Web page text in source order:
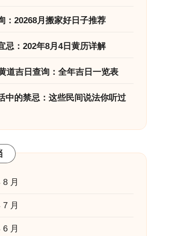
：20268月搬家好日子推荐
忌：202年8月4日黄历详解
道吉日查询：全年吉日一览表
中的禁忌：这些民间说法你听过
月
月
月